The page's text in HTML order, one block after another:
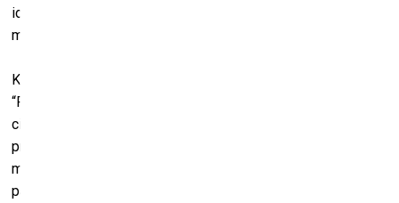
ideju un skiču formātā gulējuši kopš 70. gadiem un
materializējušies tikai šogad.
Kinētiskās lielformāta skulptūras “Dzīvības ritmi” un
“Pozitrons” caur mehanizēto kustību rezonē ar dzīves un
cilvēka mainīgajiem stāvokļiem un pasaules uzbūves
principiem, tai pat laikā norādot uz Celma vizionāro pieeju
mākslas (tolaik dizaina) objektu radīšanai jau 50 gadus tālā
pagātnē. Caur šīm ornamentālajām konstrukcijām viņš